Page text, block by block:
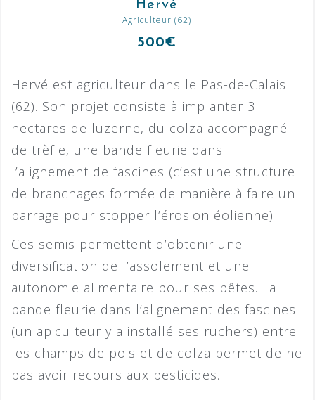
Hervé
Agriculteur (62)
500€
Hervé est agriculteur dans le Pas-de-Calais
(62). Son projet consiste à implanter 3
hectares de luzerne, du colza accompagné
de trèfle, une bande fleurie dans
l’alignement de fascines (c’est une structure
de branchages formée de manière à faire un
barrage pour stopper l’érosion éolienne)
Ces semis permettent d’obtenir une
diversification de l’assolement et une
autonomie alimentaire pour ses bêtes. La
bande fleurie dans l’alignement des fascines
(un apiculteur y a installé ses ruchers) entre
les champs de pois et de colza permet de ne
pas avoir recours aux pesticides.